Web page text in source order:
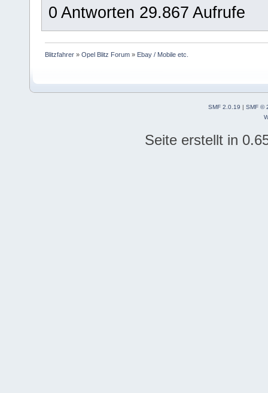
0 Antworten 29.867 Aufrufe
Blitzfahrer »Opel Blitz Forum » Ebay / Mobile etc.
SMF 2.0.19 | SMF ©
Seite erstellt in